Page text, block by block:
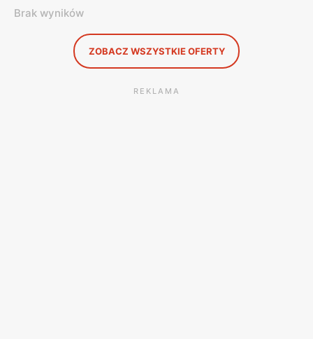
Brak wyników
ZOBACZ WSZYSTKIE OFERTY
REKLAMA